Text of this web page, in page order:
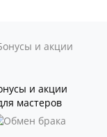
и акции
мастеров